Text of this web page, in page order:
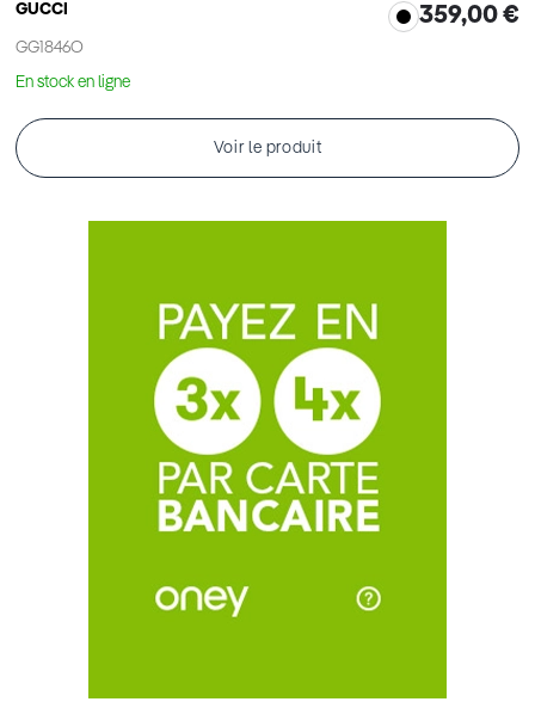
GUCCI
GG1846O
359,00 €
En stock en ligne
Voir le produit